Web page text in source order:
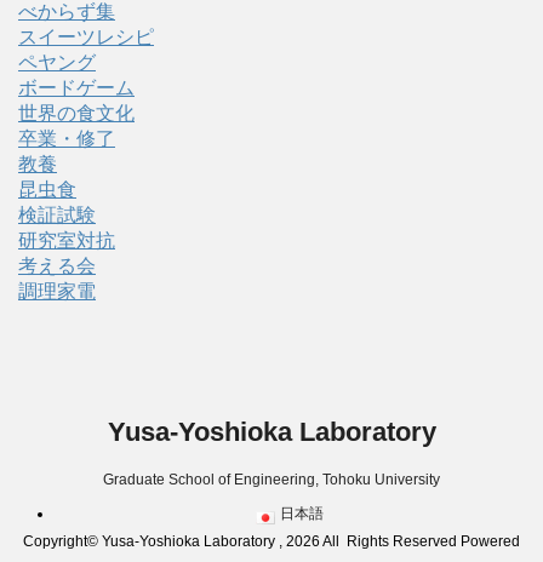
べからず集
スイーツレシピ
ペヤング
ボードゲーム
世界の食文化
卒業・修了
教養
昆虫食
検証試験
研究室対抗
考える会
調理家電
Yusa-Yoshioka Laboratory
Graduate School of Engineering, Tohoku University
日本語
Copyright© Yusa-Yoshioka Laboratory , 2026 All Rights Reserved Powered